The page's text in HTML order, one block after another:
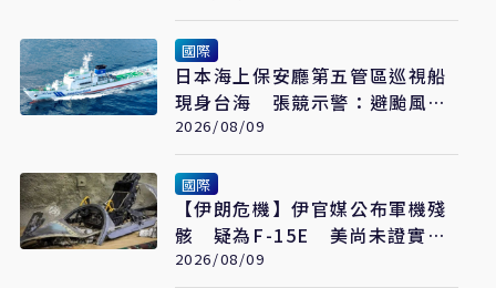
國際
日本海上保安廳第五管區巡視船
現身台海 張競示警：避颱風也
要關注航行動向
2026/08/09
國際
【伊朗危機】伊官媒公布軍機殘
骸 疑為F-15E 美尚未證實遭
擊落
2026/08/09